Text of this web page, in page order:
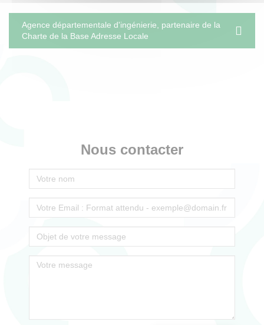
Agence départementale d'ingénierie, partenaire de la
Charte de la Base Adresse Locale
Nous contacter